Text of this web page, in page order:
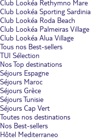
Club Lookéa Rethymno Mare
Club Lookéa Sporting Sardinia
Club Lookéa Roda Beach
Club Lookéa Palmeiras Village
Club Lookéa Alua Village
Tous nos Best-sellers
TUI Sélection
Nos Top destinations
Séjours Espagne
Séjours Maroc
Séjours Grèce
Séjours Tunisie
Séjours Cap Vert
Toutes nos destinations
Nos Best-sellers
Hôtel Mediterraneo